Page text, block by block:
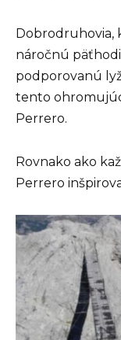
náročnú
podporovanú
tento
Perrero.
Rovnako ako
Perrero